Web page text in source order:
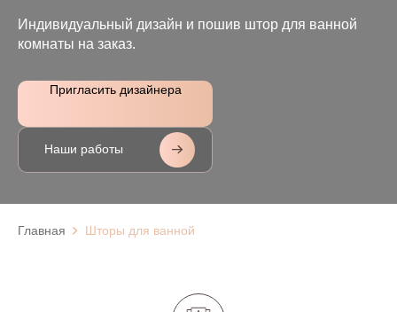
Индивидуальный дизайн и пошив штор для ванной
комнаты на заказ.
Пригласить дизайнера
Наши работы
Главная Шторы для ванной